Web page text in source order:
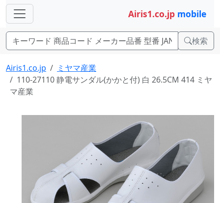
Airis1.co.jp mobile
検索
Airis1.co.jp
ミヤマ産業
110-27110 静電サンダル(かかと付) 白 26.5CM 414 ミヤ
マ産業